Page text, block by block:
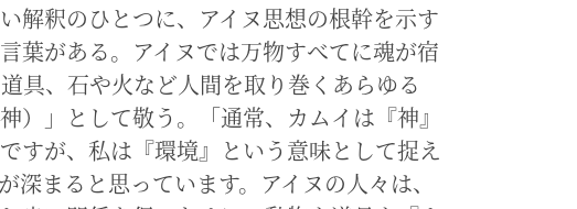
解釈のひとつに、アイヌ思想の根幹を示す
葉がある。アイヌでは万物すべてに魂が宿
具、石や火など人間を取り巻くあらゆる
）」として敬う。「通常、カムイは『神』
すが、私は『環境』という意味として捉え
深まると思っています。アイヌの人々は、